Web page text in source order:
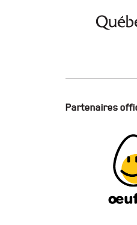
Partenaires